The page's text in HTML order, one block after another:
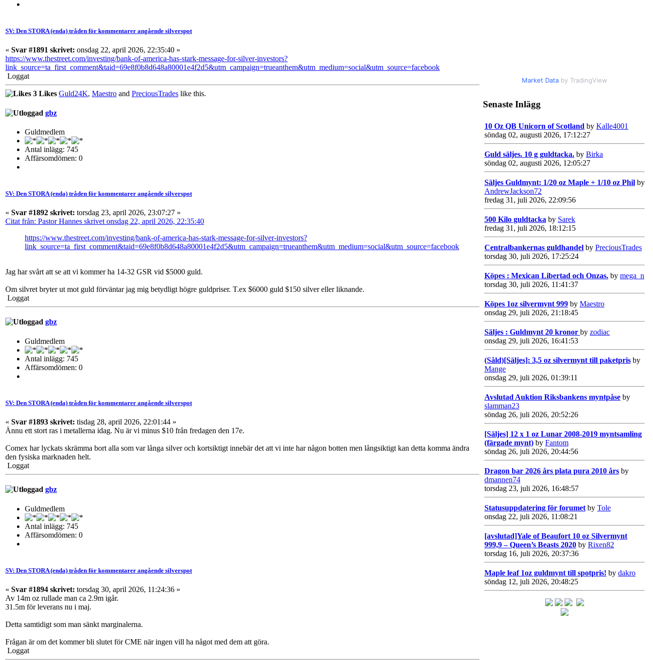
SV: Den STORA (enda) tråden för kommentarer angående silverspot
« Svar #1891 skrivet: onsdag 22, april 2026, 22:35:40 »
https://www.thestreet.com/investing/bank-of-america-has-stark-message-for-silver-investors?
link_source=ta_first_comment&taid=69e8f0b8d648a80001e4f2d5&utm_campaign=trueanthem&utm_medium=social&utm_source=facebook
Loggat
3 Likes Guld24K, Maestro and PreciousTrades like this.
gbz
Guldmedlem
Antal inlägg: 745
Affärsomdömen: 0
SV: Den STORA (enda) tråden för kommentarer angående silverspot
« Svar #1892 skrivet: torsdag 23, april 2026, 23:07:27 »
Citat från: Pastor Hannes skrivet onsdag 22, april 2026, 22:35:40
https://www.thestreet.com/investing/bank-of-america-has-stark-message-for-silver-investors?
link_source=ta_first_comment&taid=69e8f0b8d648a80001e4f2d5&utm_campaign=trueanthem&utm_medium=social&utm_source=facebook
Jag har svårt att se att vi kommer ha 14-32 GSR vid $5000 guld.
Om silvret bryter ut mot guld förväntar jag mig betydligt högre guldpriser. T.ex $6000 guld $150 silver eller liknande.
Loggat
gbz
Guldmedlem
Antal inlägg: 745
Affärsomdömen: 0
SV: Den STORA (enda) tråden för kommentarer angående silverspot
« Svar #1893 skrivet: tisdag 28, april 2026, 22:01:44 »
Ännu ett stort ras i metallerna idag. Nu är vi minus $10 från fredagen den 17e.
Comex har lyckats skrämma bort alla som var långa silver och kortsiktigt innebär det att vi inte har någon botten men långsiktigt kan detta komma ändra
den fysiska marknaden helt.
Loggat
gbz
Guldmedlem
Antal inlägg: 745
Affärsomdömen: 0
SV: Den STORA (enda) tråden för kommentarer angående silverspot
« Svar #1894 skrivet: torsdag 30, april 2026, 11:24:36 »
Av 14m oz rullade man ca 2.9m igår.
31.5m för leverans nu i maj.
Detta samtidigt som man sänkt marginalerna.
Frågan är om det kommer bli slutet för CME när ingen vill ha något med dem att göra.
Loggat
Market Data by TradingView
Senaste Inlägg
10 Oz QB Unicorn of Scotland by Kalle4001
söndag 02, augusti 2026, 17:12:27
Guld säljes. 10 g guldtacka. by Birka
söndag 02, augusti 2026, 12:05:27
Säljes Guldmynt: 1/20 oz Maple + 1/10 oz Phil by
AndrewJackson72
fredag 31, juli 2026, 22:09:56
500 Kilo guldtacka by Sarek
fredag 31, juli 2026, 18:12:15
Centralbankernas guldhandel by PreciousTrades
torsdag 30, juli 2026, 17:25:24
Köpes : Mexican Libertad och Onzas. by mega_n
torsdag 30, juli 2026, 11:41:37
Köpes 1oz silvermynt 999 by Maestro
onsdag 29, juli 2026, 21:18:45
Säljes : Guldmynt 20 kronor by zodiac
onsdag 29, juli 2026, 16:41:53
(Såld)[Säljes]: 3,5 oz silvermynt till paketpris by
Mange
onsdag 29, juli 2026, 01:39:11
Avslutad Auktion Riksbankens myntpåse by
slamman23
söndag 26, juli 2026, 20:52:26
[Säljes] 12 x 1 oz Lunar 2008-2019 myntsamling
(färgade mynt) by Fantom
söndag 26, juli 2026, 20:44:56
Dragon bar 2026 års plata pura 2010 års by
dmannen74
torsdag 23, juli 2026, 16:48:57
Statusuppdatering för forumet by Tole
onsdag 22, juli 2026, 11:08:21
[avslutad]Yale of Beaufort 10 oz Silvermynt
999,9 – Queen’s Beasts 2020 by Rixen82
torsdag 16, juli 2026, 20:37:36
Maple leaf 1oz guldmynt till spotpris! by dakro
söndag 12, juli 2026, 20:48:25